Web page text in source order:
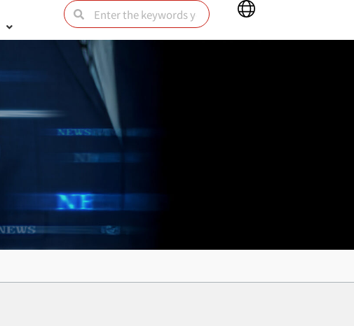
SearchSearch
Main
Menu